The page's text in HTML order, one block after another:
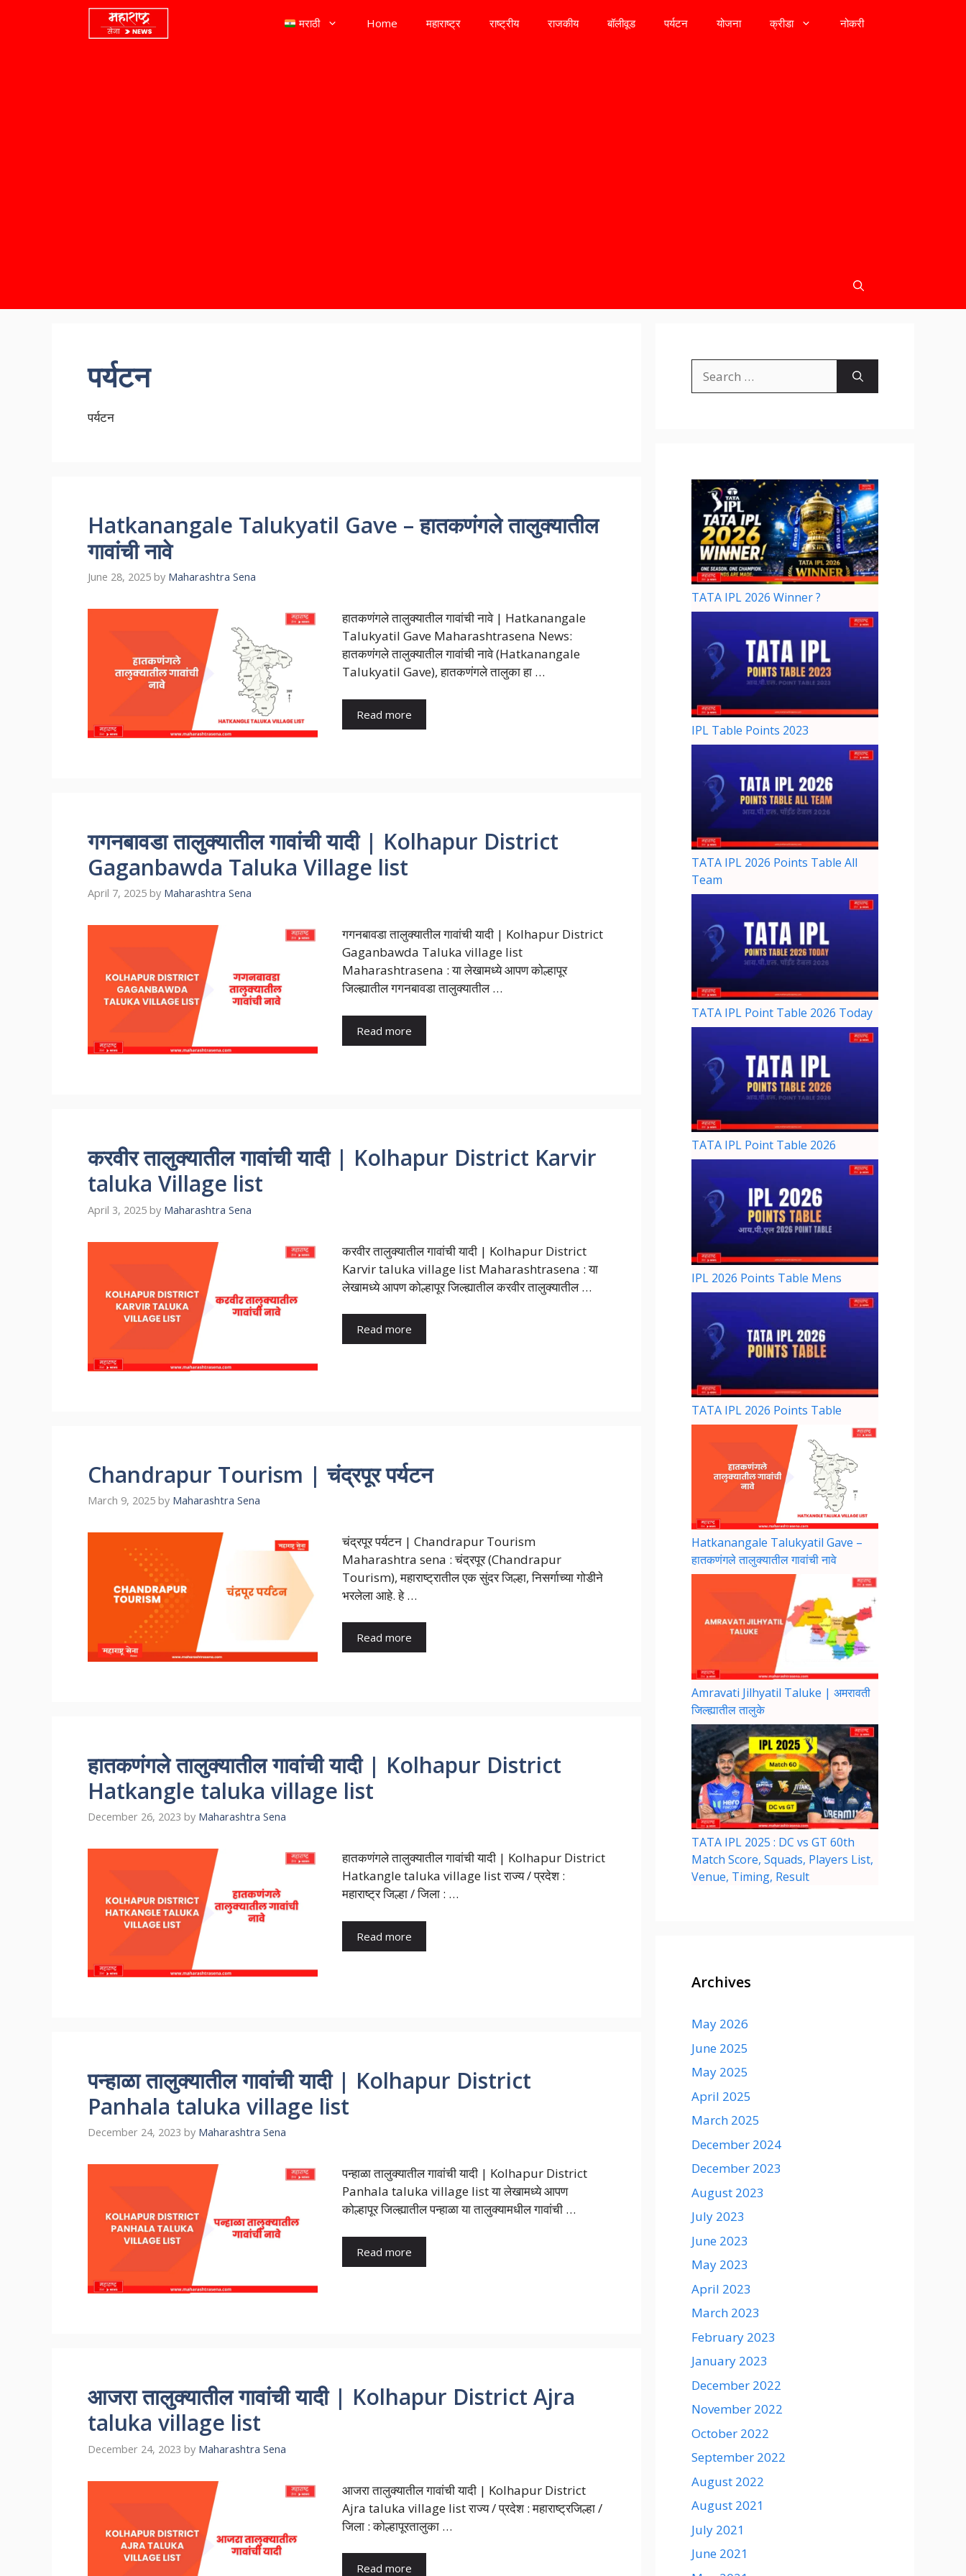
मराठी Home महाराष्ट्र राष्ट्रीय राजकीय बॉलीवूड पर्यटन योजना क्रीडा नोकरी
पर्यटन
पर्यटन
Hatkanangale Talukyatil Gave – हातकणंगले तालुक्यातील
गावांची नावे
June 28, 2025 by Maharashtra Sena
हातकणंगले तालुक्यातील गावांची नावे | Hatkanangale
Talukyatil Gave Maharashtrasena News:
हातकणंगले तालुक्यातील गावांची नावे (Hatkanangale
Talukyatil Gave), हातकणंगले तालुका हा …
Read more
गगनबावडा तालुक्यातील गावांची यादी | Kolhapur District
Gaganbawda Taluka Village list
April 7, 2025 by Maharashtra Sena
गगनबावडा तालुक्यातील गावांची यादी | Kolhapur District
Gaganbawda Taluka village list
Maharashtrasena : या लेखामध्ये आपण कोल्हापूर
जिल्ह्यातील गगनबावडा तालुक्यातील …
Read more
करवीर तालुक्यातील गावांची यादी | Kolhapur District Karvir
taluka Village list
April 3, 2025 by Maharashtra Sena
करवीर तालुक्यातील गावांची यादी | Kolhapur District
Karvir taluka village list Maharashtrasena : या
लेखामध्ये आपण कोल्हापूर जिल्ह्यातील करवीर तालुक्यातील …
Read more
Chandrapur Tourism | चंद्रपूर पर्यटन
March 9, 2025 by Maharashtra Sena
चंद्रपूर पर्यटन | Chandrapur Tourism
Maharashtra sena : चंद्रपूर (Chandrapur
Tourism), महाराष्ट्रातील एक सुंदर जिल्हा, निसर्गाच्या गोडीने
भरलेला आहे. हे …
Read more
हातकणंगले तालुक्यातील गावांची यादी | Kolhapur District
Hatkangle taluka village list
December 26, 2023 by Maharashtra Sena
हातकणंगले तालुक्यातील गावांची यादी | Kolhapur District
Hatkangle taluka village list राज्य / प्रदेश :
महाराष्ट्र जिल्हा / जिला : …
Read more
पन्हाळा तालुक्यातील गावांची यादी | Kolhapur District
Panhala taluka village list
December 24, 2023 by Maharashtra Sena
पन्हाळा तालुक्यातील गावांची यादी | Kolhapur District
Panhala taluka village list या लेखामध्ये आपण
कोल्हापूर जिल्ह्यातील पन्हाळा या तालुक्यामधील गावांची …
Read more
आजरा तालुक्यातील गावांची यादी | Kolhapur District Ajra
taluka village list
December 24, 2023 by Maharashtra Sena
आजरा तालुक्यातील गावांची यादी | Kolhapur District
Ajra taluka village list राज्य / प्रदेश : महाराष्ट्रजिल्हा /
जिला : कोल्हापूरतालुका …
Read more
TATA IPL 2026 Winner ?
IPL Table Points 2023
TATA IPL 2026 Points Table All
Team
TATA IPL Point Table 2026 Today
TATA IPL Point Table 2026
IPL 2026 Points Table Mens
TATA IPL 2026 Points Table
Hatkanangale Talukyatil Gave –
हातकणंगले तालुक्यातील गावांची नावे
Amravati Jilhyatil Taluke | अमरावती
जिल्ह्यातील तालुके
TATA IPL 2025 : DC vs GT 60th
Match Score, Squads, Players List,
Venue, Timing, Result
Archives
May 2026
June 2025
May 2025
April 2025
March 2025
December 2024
December 2023
August 2023
July 2023
June 2023
May 2023
April 2023
March 2023
February 2023
January 2023
December 2022
November 2022
October 2022
September 2022
August 2022
August 2021
July 2021
June 2021